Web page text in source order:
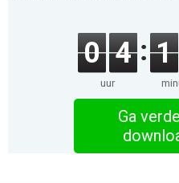
0 4
uur
1
Ga